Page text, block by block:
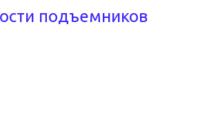
подъемников